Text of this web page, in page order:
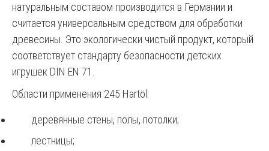
натуральным составом производится в Германии и
считается универсальным средством для обработки
древесины. Это экологически чистый продукт, который
соответствует стандарту безопасности детских
игрушек DIN EN 71.
Области применения 245 Hartöl:
деревянные стены, полы, потолки;
лестницы;